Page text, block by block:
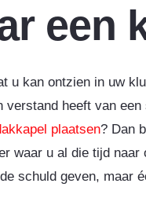
een
u kan ontzien in uw
verstand heeft van
plaatsen? Dan
waar u al die tijd
schuld geven, maar